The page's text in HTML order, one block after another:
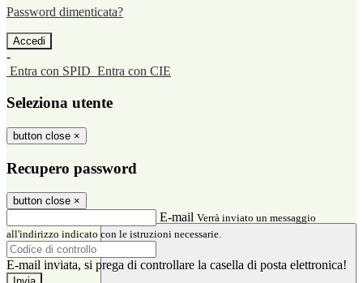
Password dimenticata?
-
Entra con SPID Entra con CIE
Seleziona utente
button close ×
Recupero password
button close ×
E-mail Verrà inviato un messaggio
all'indirizzo indicato con le istruzioni necessarie.
E-mail inviata, si prega di controllare la casella di posta elettronica!